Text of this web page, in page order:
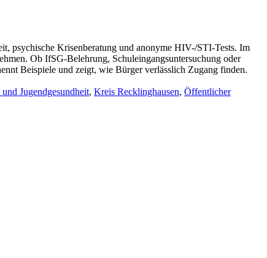
psychische Krisenberatung und anonyme HIV-/STI-Tests. Im
Ob IfSG-Belehrung, Schuleingangsuntersuchung oder
Beispiele und zeigt, wie Bürger verlässlich Zugang finden.
Jugendgesundheit, Kreis Recklinghausen, Öffentlicher